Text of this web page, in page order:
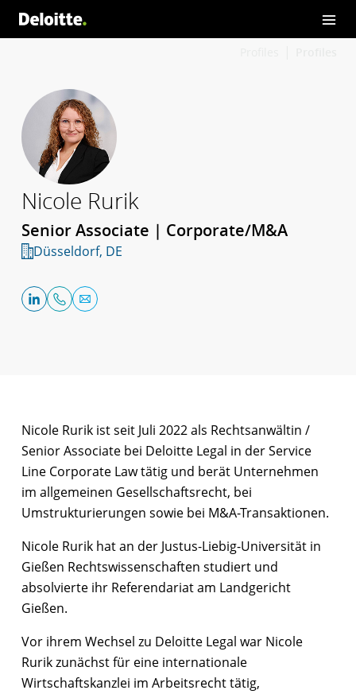
Nicole Rurik
Senior Associate | Corporate/M&A
Düsseldorf, DE
Nicole Rurik ist seit Juli 2022 als Rechtsanwältin /
Senior Associate bei Deloitte Legal in der Service
Line Corporate Law tätig und berät Unternehmen
im allgemeinen Gesellschaftsrecht, bei
Umstrukturierungen sowie bei M&A-Transaktionen.
Nicole Rurik hat an der Justus-Liebig-Universität in
Gießen Rechtswissenschaften studiert und
absolvierte ihr Referendariat am Landgericht
Gießen.
Vor ihrem Wechsel zu Deloitte Legal war Nicole
Rurik zunächst für eine internationale
Wirtschaftskanzlei im Arbeitsrecht tätig,